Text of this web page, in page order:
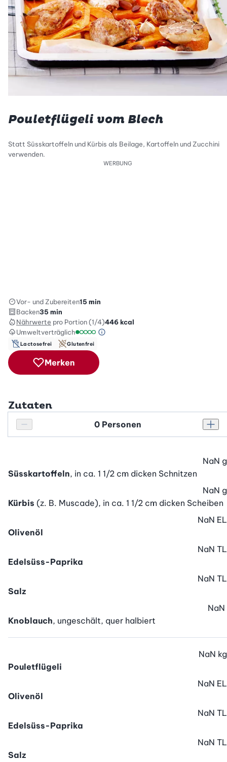
Pouletflügeli vom Blech
Statt Süsskartoffeln und Kürbis als Beilage, Kartoffeln und Zucchini
verwenden.
WERBUNG
Vor- und Zubereiten15 min
Backen35 min
Nährwerte pro Portion (1/4)446kcal
Umweltverträglich
Green Betty Skala Info
Lactosefrei Glutenfrei
Merken
Zutaten
Personenanzahl verringern
Personenanzahl
Süsskartoffeln, in ca. 1 1/2 cm dicken Schnitzen
NaN g
Kürbis (z. B. Muscade), in ca. 1 1/2 cm dicken Scheiben
NaN g
Olivenöl
NaN EL
Edelsüss-Paprika
NaN TL
Salz
NaN TL
Knoblauch, ungeschält, quer halbiert
NaN
Pouletflügeli
NaN kg
Olivenöl
NaN EL
Edelsüss-Paprika
NaN TL
Salz
NaN TL